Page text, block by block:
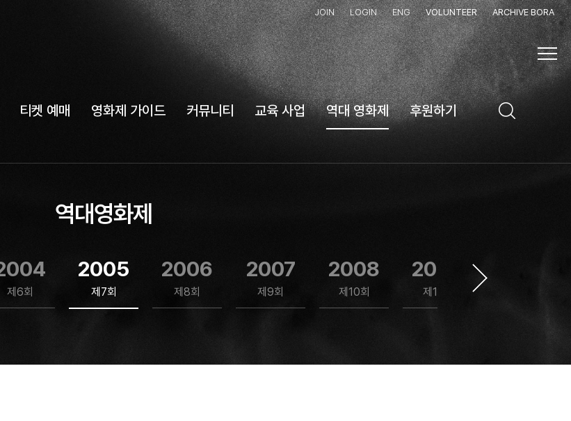
JOIN LOGIN ENG VOLUNTEER ARCHIVE BORA
티켓 예매 영화제 가이드 커뮤니티 교육 사업 역대 영화제 후원하기
역대영화제
제6회
2005
제7회
2006
제8회
2007
제9회
2008
제10회
2009
제11회